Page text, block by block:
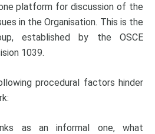
platform for discussion of the
in the Organisation. This is the
established by the OSCE
1039.
procedural factors hinder
as an informal one, what